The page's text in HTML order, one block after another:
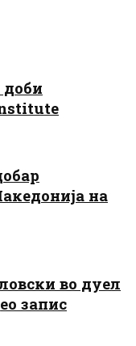
доби
на
во дуел
запис